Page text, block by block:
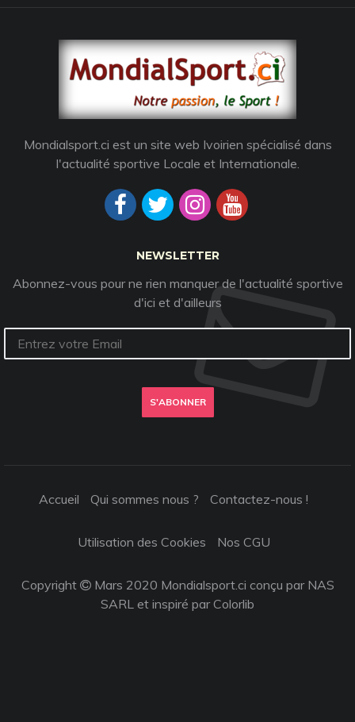
Mondialsport.ci est un site web Ivoirien spécialisé dans
l'actualité sportive Locale et Internationale.
NEWSLETTER
Abonnez-vous pour ne rien manquer de l'actualité sportive
d'ici et d'ailleurs
S'ABONNER
Accueil Qui sommes nous ? Contactez-nous !
Utilisation des Cookies Nos CGU
Copyright
Mars 2020 Mondialsport.ci conçu par NAS
SARL et inspiré parColorlib